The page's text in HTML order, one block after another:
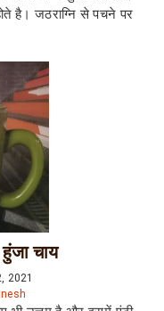
है। जठराग्नि से पचने पर
चाय
2021